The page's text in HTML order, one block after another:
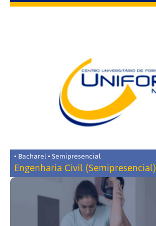
• Bacharel • Semipresencial
Engenharia Civil (Semipresencial)